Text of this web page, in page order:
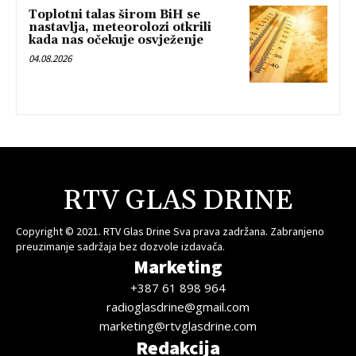
Toplotni talas širom BiH se
nastavlja, meteorolozi otkrili
kada nas očekuje osvježenje
04.08.2026
RTV GLAS DRINE
Copyright © 2021. RTV Glas Drine Sva prava zadržana. Zabranjeno
preuzimanje sadržaja bez dozvole izdavača.
Marketing
+387 61 898 964
radioglasdrine@gmail.com
marketing@rtvglasdrine.com
Redakcija